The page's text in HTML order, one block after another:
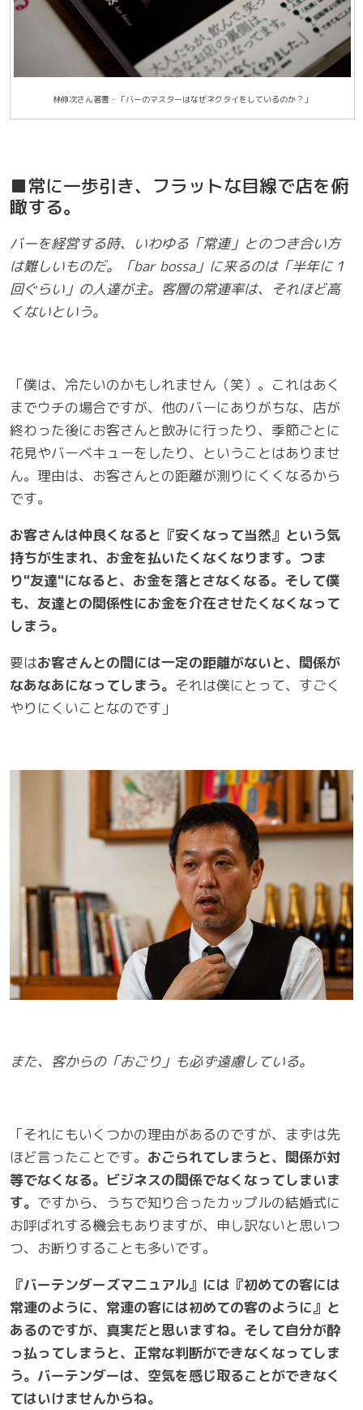
林伸次さん著書・「バーのマスターはなぜネクタイをしているのか？」
■常に一歩引き、フラットな目線で店を俯
瞰する。
バーを経営する時、いわゆる「常連」とのつき合い方
は難しいものだ。「bar bossa」に来るのは「半年に１
回ぐらい」の人達が主。客層の常連率は、それほど高
くないという。
「僕は、冷たいのかもしれません（笑）。これはあく
までウチの場合ですが、他のバーにありがちな、店が
終わった後にお客さんと飲みに行ったり、季節ごとに
花見やバーベキューをしたり、ということはありませ
ん。理由は、お客さんとの距離が測りにくくなるから
です。
お客さんは仲良くなると『安くなって当然』という気
持ちが生まれ、お金を払いたくなくなります。つま
り"友達"になると、お金を落とさなくなる。そして僕
も、友達との関係性にお金を介在させたくなくなって
しまう。
要はお客さんとの間には一定の距離がないと、関係が
なあなあになってしまう。 それは僕にとって、すごく
やりにくいことなのです」
また、客からの「おごり」も必ず遠慮している。
「それにもいくつかの理由があるのですが、まずは先
ほど言ったことです。 おごられてしまうと、関係が対
等でなくなる。ビジネスの関係でなくなってしまいま
す。 ですから、うちで知り合ったカップルの結婚式に
お呼ばれする機会もありますが、申し訳ないと思いつ
つ、お断りすることも多いです。
『バーテンダーズマニュアル』には『初めての客には
常連のように、常連の客には初めての客のように』と
あるのですが、真実だと思いますね。そして自分が酔
っ払ってしまうと、正常な判断ができなくなってしま
う。バーテンダーは、空気を感じ取ることができなく
てはいけませんからね。